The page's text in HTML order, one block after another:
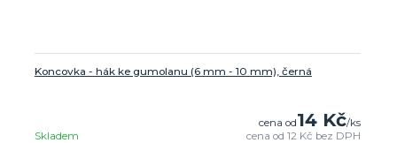
Koncovka - hák ke gumolanu (6 mm - 10 mm), černá
cena od14 Kč/ks
cena od12 Kč bez DPH
Skladem